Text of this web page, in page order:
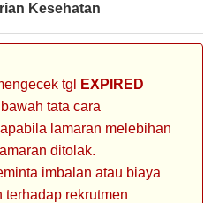
Kesehatan
tgl
EXPIRED
tata cara
lamaran melebihan
ditolak.
imbalan atau biaya
rekrutmen